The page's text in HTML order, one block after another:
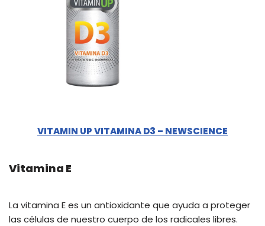
VITAMIN UP VITAMINA D3 – NEWSCIENCE
Vitamina E
La vitamina E es un antioxidante que ayuda a proteger
las células de nuestro cuerpo de los radicales libres.